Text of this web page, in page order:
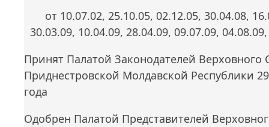
от 10.07.02, 25.10.05, 02.12.05, 30.04.08,
30.03.09, 10.04.09, 28.04.09, 09.07.09,
Принят Палатой Законодателей Верховного
Приднестровской Молдавской Республики
года
Одобрен Палатой Представителей